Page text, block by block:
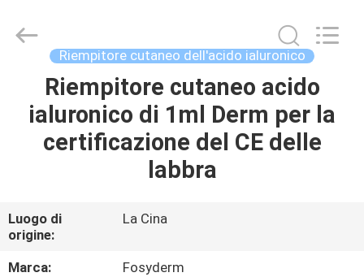
CASA.
PRODOTTI
DI
NOI
International
Trading
Riempitore cutaneo dell'acido ialuronico
Riempitore cutaneo acido
ialuronico di 1ml Derm per la
certificazione del CE delle
labbra
Luogo di
origine:
La Cina
Marca:
Fosyderm